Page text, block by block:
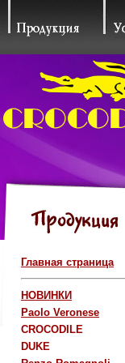
Главная страница
НОВИНКИ
Paolo Veronese
CROCODILE
DUKE